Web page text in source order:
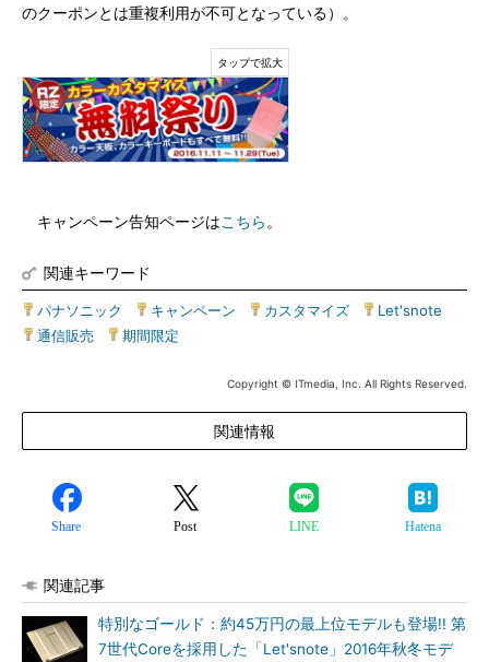
のクーポンとは重複利用が不可となっている）。
キャンペーン告知ページはこちら 。
関連キーワード
パナソニック キャンペーン カスタマイズ Let'snote
通信販売
期間限定
Copyright © ITmedia, Inc. All Rights Reserved.
関連情報
Share Post LINE Hatena
関連記事
特別なゴールド：約45万円の最上位モデルも登場!! 第
7世代Coreを採用した「Let'snote」2016年秋冬モデ